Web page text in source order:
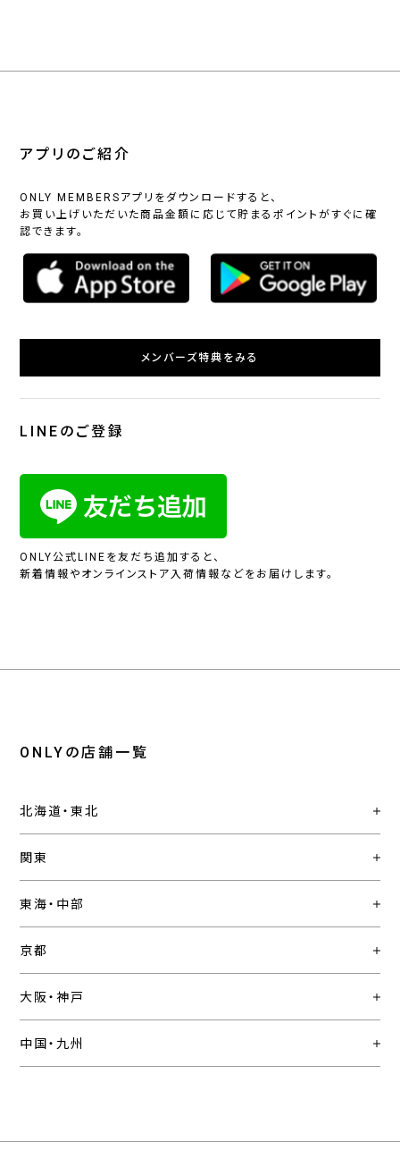
アプリのご紹介
ONLY MEMBERSアプリをダウンロードすると、
お買い上げいただいた商品金額に応じて貯まるポイントがすぐに確
認できます。
メンバーズ特典をみる
LINEのご登録
ONLY公式LINEを友だち追加すると、
新着情報やオンラインストア入荷情報などをお届けします。
ONLYの店舗一覧
北海道・東北
関東
東海・中部
京都
大阪・神戸
中国・九州